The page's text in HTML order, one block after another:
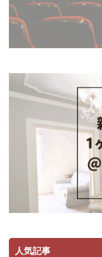
人気記事